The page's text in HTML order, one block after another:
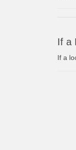
If a
If a